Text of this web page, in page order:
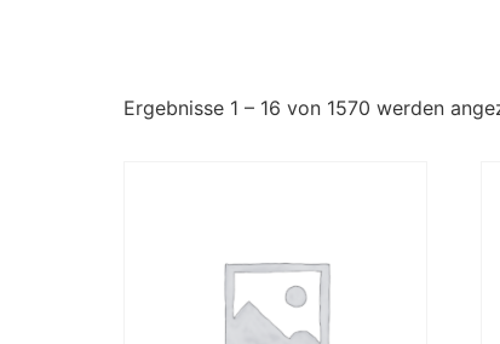
Ergebnisse 1 – 16 von 1570 werden